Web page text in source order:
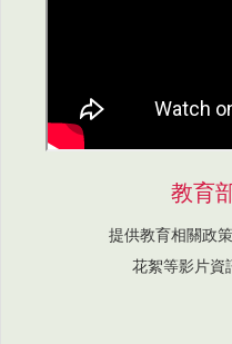
教育
提供教育相關政
花絮等影片資